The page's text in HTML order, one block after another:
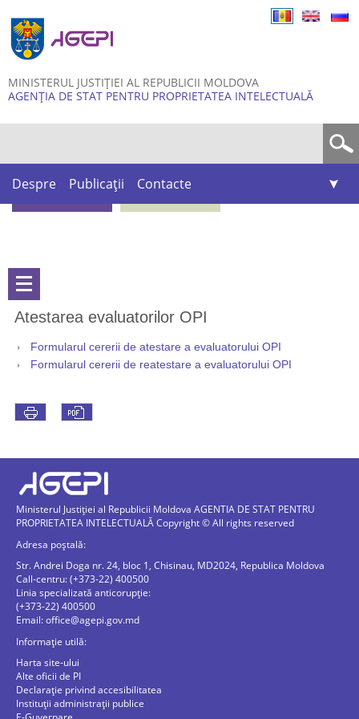
MINISTERUL JUSTIȚIEI AL REPUBLICII MOLDOVA
AGENȚIA DE STAT PENTRU PROPRIETATEA INTELECTUALĂ
Despre Publicații Contacte
Atestarea evaluatorilor OPI
Formularul cererii de atestare a evaluatorului OPI
Formularul cererii de reatestare a evaluatorului OPI
Ministerul Justiției al Republicii Moldova AGENTIA DE STAT PENTRU
PROPRIETATEA INTELECTUALĂ Copyright © All rights reserved
Adresa poștală:
Str. Andrei Doga nr. 24, bloc 1, Chisinau, MD2024, Republica Moldova
Call-centru: (+373-22) 400500
Linia specializată anticorupție:
(+373-22) 400500
Email:office@agepi.gov.md
Informație utilă:
Harta site-ului
Alte oficii de PI
Declarație privind accesibilitatea
Instituții administrații publice